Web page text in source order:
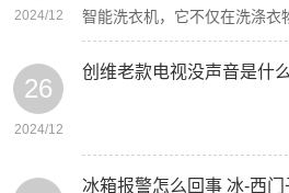
2024/12
智能洗衣机，它不仅在洗涤衣
26
2024/12